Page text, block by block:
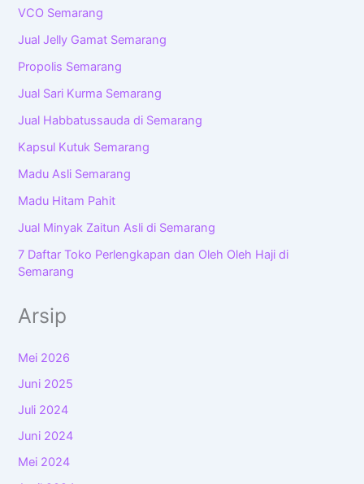
VCO Semarang
Jual Jelly Gamat Semarang
Propolis Semarang
Jual Sari Kurma Semarang
Jual Habbatussauda di Semarang
Kapsul Kutuk Semarang
Madu Asli Semarang
Madu Hitam Pahit
Jual Minyak Zaitun Asli di Semarang
7 Daftar Toko Perlengkapan dan Oleh Oleh Haji di
Semarang
Arsip
Mei 2026
Juni 2025
Juli 2024
Juni 2024
Mei 2024